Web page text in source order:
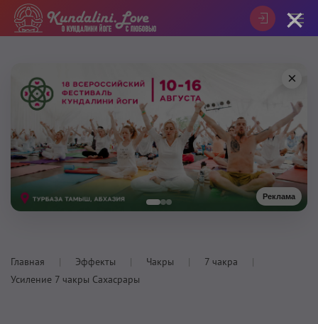
Реклама
×
Главная Эффекты Чакры
7 чакра
Усиление 7 чакры Сахасрары
×